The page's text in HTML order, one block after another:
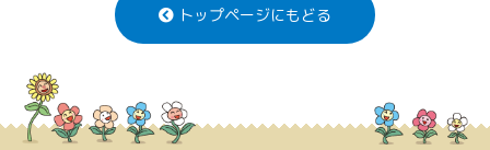
トップページにもどる